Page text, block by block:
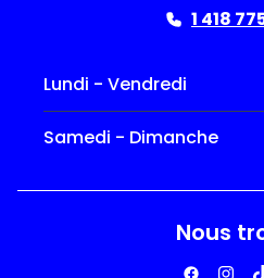
1 418
Lundi - Vendredi
Samedi - Dimanche
Nous